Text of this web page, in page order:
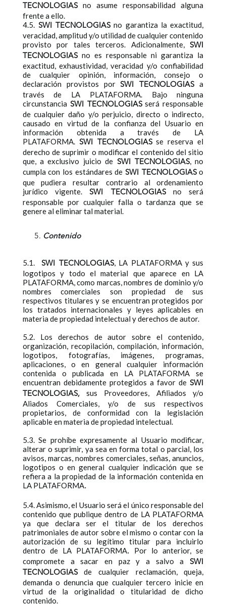
TECNOLOGIASno asume responsabilidad alguna
frente a ello.
4.5. SWI TECNOLOGIASno garantiza la exactitud,
veracidad, amplitud y/o utilidad de cualquier contenido
provisto por tales terceros. Adicionalmente,SWI
TECNOLOGIASno es responsable ni garantiza la
exactitud, exhaustividad, veracidad y/o confiabilidad
de cualquier opinión, información, consejo o
declaración provistos porSWI TECNOLOGIASa
través de LA PLATAFORMA. Bajo ninguna
circunstancia SWI TECNOLOGIASserá responsable
de cualquier daño y/o perjuicio, directo o indirecto,
causado en virtud de la confianza del Usuario en
información obtenida a través de LA
PLATAFORMA. SWI TECNOLOGIASse reserva el
derecho de suprimir o modificar el contenido del sitio
que, a exclusivo juicio de SWI TECNOLOGIAS, no
cumpla con los estándares de SWI TECNOLOGIASo
que pudiera resultar contrario al ordenamiento
jurídico vigente.SWI TECNOLOGIASno será
responsable por cualquier falla o tardanza que se
genere al eliminar tal material.
Contenido
5.1. SWI TECNOLOGIAS, LA PLATAFORMA y sus
logotipos y todo el material que aparece en LA
PLATAFORMA, como marcas, nombres de dominio y/o
nombres comerciales son propiedad de sus
respectivos titulares y se encuentran protegidos por
los tratados internacionales y leyes aplicables en
materia de propiedad intelectual y derechos de autor.
5.2. Los derechos de autor sobre el contenido,
organización, recopilación, compilación, información,
logotipos, fotografías, imágenes, programas,
aplicaciones, o en general cualquier información
contenida o publicada en LA PLATAFORMA se
encuentran debidamente protegidos a favor deSWI
TECNOLOGIAS,sus Proveedores, Afiliados y/o
Aliados Comerciales, y/o de sus respectivos
propietarios, de conformidad con la legislación
aplicable en materia de propiedad intelectual.
5.3. Se prohíbe expresamente al Usuario modificar,
alterar o suprimir, ya sea en forma total o parcial, los
avisos, marcas, nombres comerciales, señas, anuncios,
logotipos o en general cualquier indicación que se
refiera a la propiedad de la información contenida en
LA PLATAFORMA.
5.4. Asimismo, el Usuario será el único responsable del
contenido que publique dentro de LA PLATAFORMA
ya que declara ser el titular de los derechos
patrimoniales de autor sobre el mismo o contar con la
autorización de su legítimo titular para incluirlo
dentro de LA PLATAFORMA.
Por lo anterior, se
compromete a sacar en paz y a salvo aSWI
TECNOLOGIASde cualquier reclamación, queja,
demanda o denuncia que cualquier tercero inicie en
virtud de la originalidad o titularidad de dicho
contenido.